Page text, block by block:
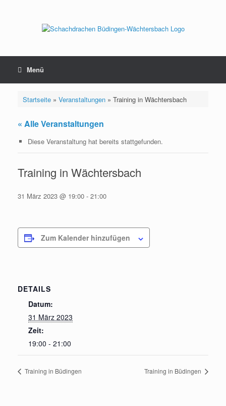
Menü
Startseite» Veranstaltungen» Training in Wächtersbach
« Alle Veranstaltungen
Diese Veranstaltung hat bereits stattgefunden.
Training in Wächtersbach
31 März 2023 @ 19:00 - 21:00
Zum Kalender hinzufügen
DETAILS
Datum:
31 März 2023
Zeit:
19:00 - 21:00
Training in Büdingen Training in Büdingen